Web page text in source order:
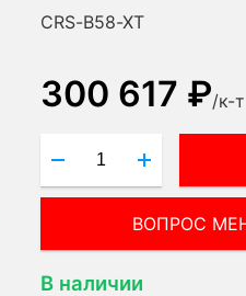
CRS-B58-XT
300 617 ₽/к-т
ВОПРОС
В наличии